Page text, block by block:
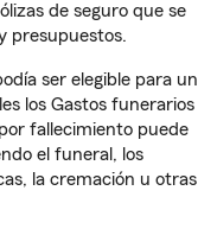
de seguro que se
presupuestos.
ser elegible para un
los Gastos funerarios
fallecimiento puede
el funeral, los
la cremación u otras